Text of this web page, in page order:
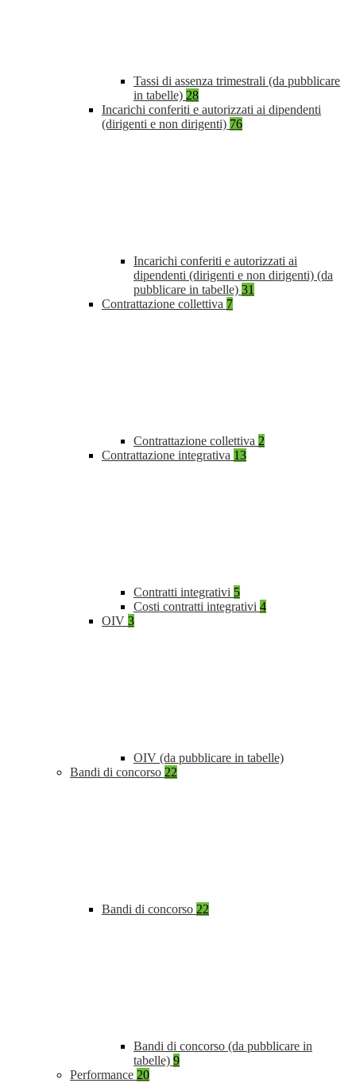
Tassi di assenza trimestrali (da pubblicare
in tabelle) 28
Incarichi conferiti e autorizzati ai dipendenti
(dirigenti e non dirigenti) 76
Incarichi conferiti e autorizzati ai
dipendenti (dirigenti e non dirigenti) (da
pubblicare in tabelle) 31
Contrattazione collettiva 7
Contrattazione collettiva 2
Contrattazione integrativa 13
Contratti integrativi 5
Costi contratti integrativi 4
OIV 3
OIV (da pubblicare in tabelle)
Bandi di concorso 22
Bandi di concorso 22
Bandi di concorso (da pubblicare in
tabelle) 9
Performance 20